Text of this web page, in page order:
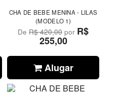
CHA DE BEBE MENINA - LILAS
(MODELO 1)
DeR$ 420,00 por R$
255,00
Alugar